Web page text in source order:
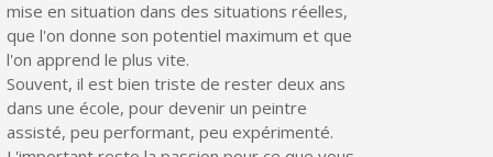
Livraison sous 24 h en France Métropolitaine
Retour produits sous 14 jours
Réduction de 5€ sur la première commande
10€ de bon d'achat pour chaque parrainage
mise en situation dans des situations réelles,
que l'on donne son potentiel maximum et que
l'on apprend le plus vite.
Souvent, il est bien triste de rester deux ans
dans une école, pour devenir un peintre
assisté, peu performant, peu expérimenté.